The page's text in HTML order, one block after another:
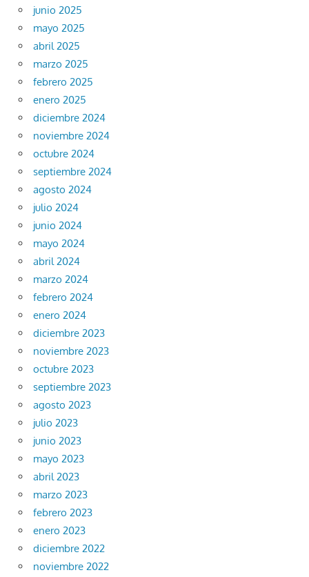
junio 2025
mayo 2025
abril 2025
marzo 2025
febrero 2025
enero 2025
diciembre 2024
noviembre 2024
octubre 2024
septiembre 2024
agosto 2024
julio 2024
junio 2024
mayo 2024
abril 2024
marzo 2024
febrero 2024
enero 2024
diciembre 2023
noviembre 2023
octubre 2023
septiembre 2023
agosto 2023
julio 2023
junio 2023
mayo 2023
abril 2023
marzo 2023
febrero 2023
enero 2023
diciembre 2022
noviembre 2022